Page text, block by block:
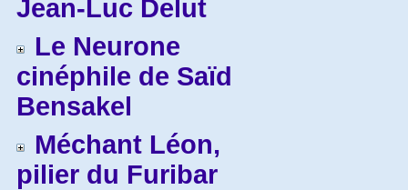
Jean-Luc Delut
Le Neurone
cinéphile de Saïd
Bensakel
Méchant Léon,
pilier du Furibar